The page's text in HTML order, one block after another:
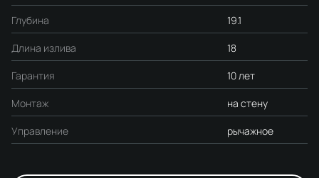
Глубина 19.1
Длина излива 18
Гарантия 10 лет
Монтаж на стену
Управление рычажное